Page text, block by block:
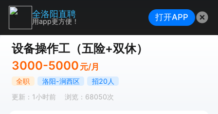
设备操作工（五险+双休）
3000-5000 元/月
全职 洛阳-涧西区
招20人
更新：1小时前
浏览：68050次
全洛阳直聘
用app更方便！ 打开APP